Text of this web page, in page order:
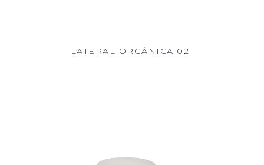
LATERAL ORGÂNICA 02